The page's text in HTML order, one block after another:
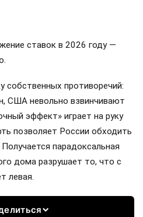
ставок в 2026 году —
собственных противоречий:
США невольно взвинчивают
эффект» играет на руку
позволяет России обходить
парадоксальная
дома разрушает то, что с
левая.